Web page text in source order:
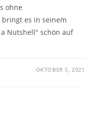
ohne
bringt es in seinem
Nutshell" schön auf
OKTOBER 5, 2021